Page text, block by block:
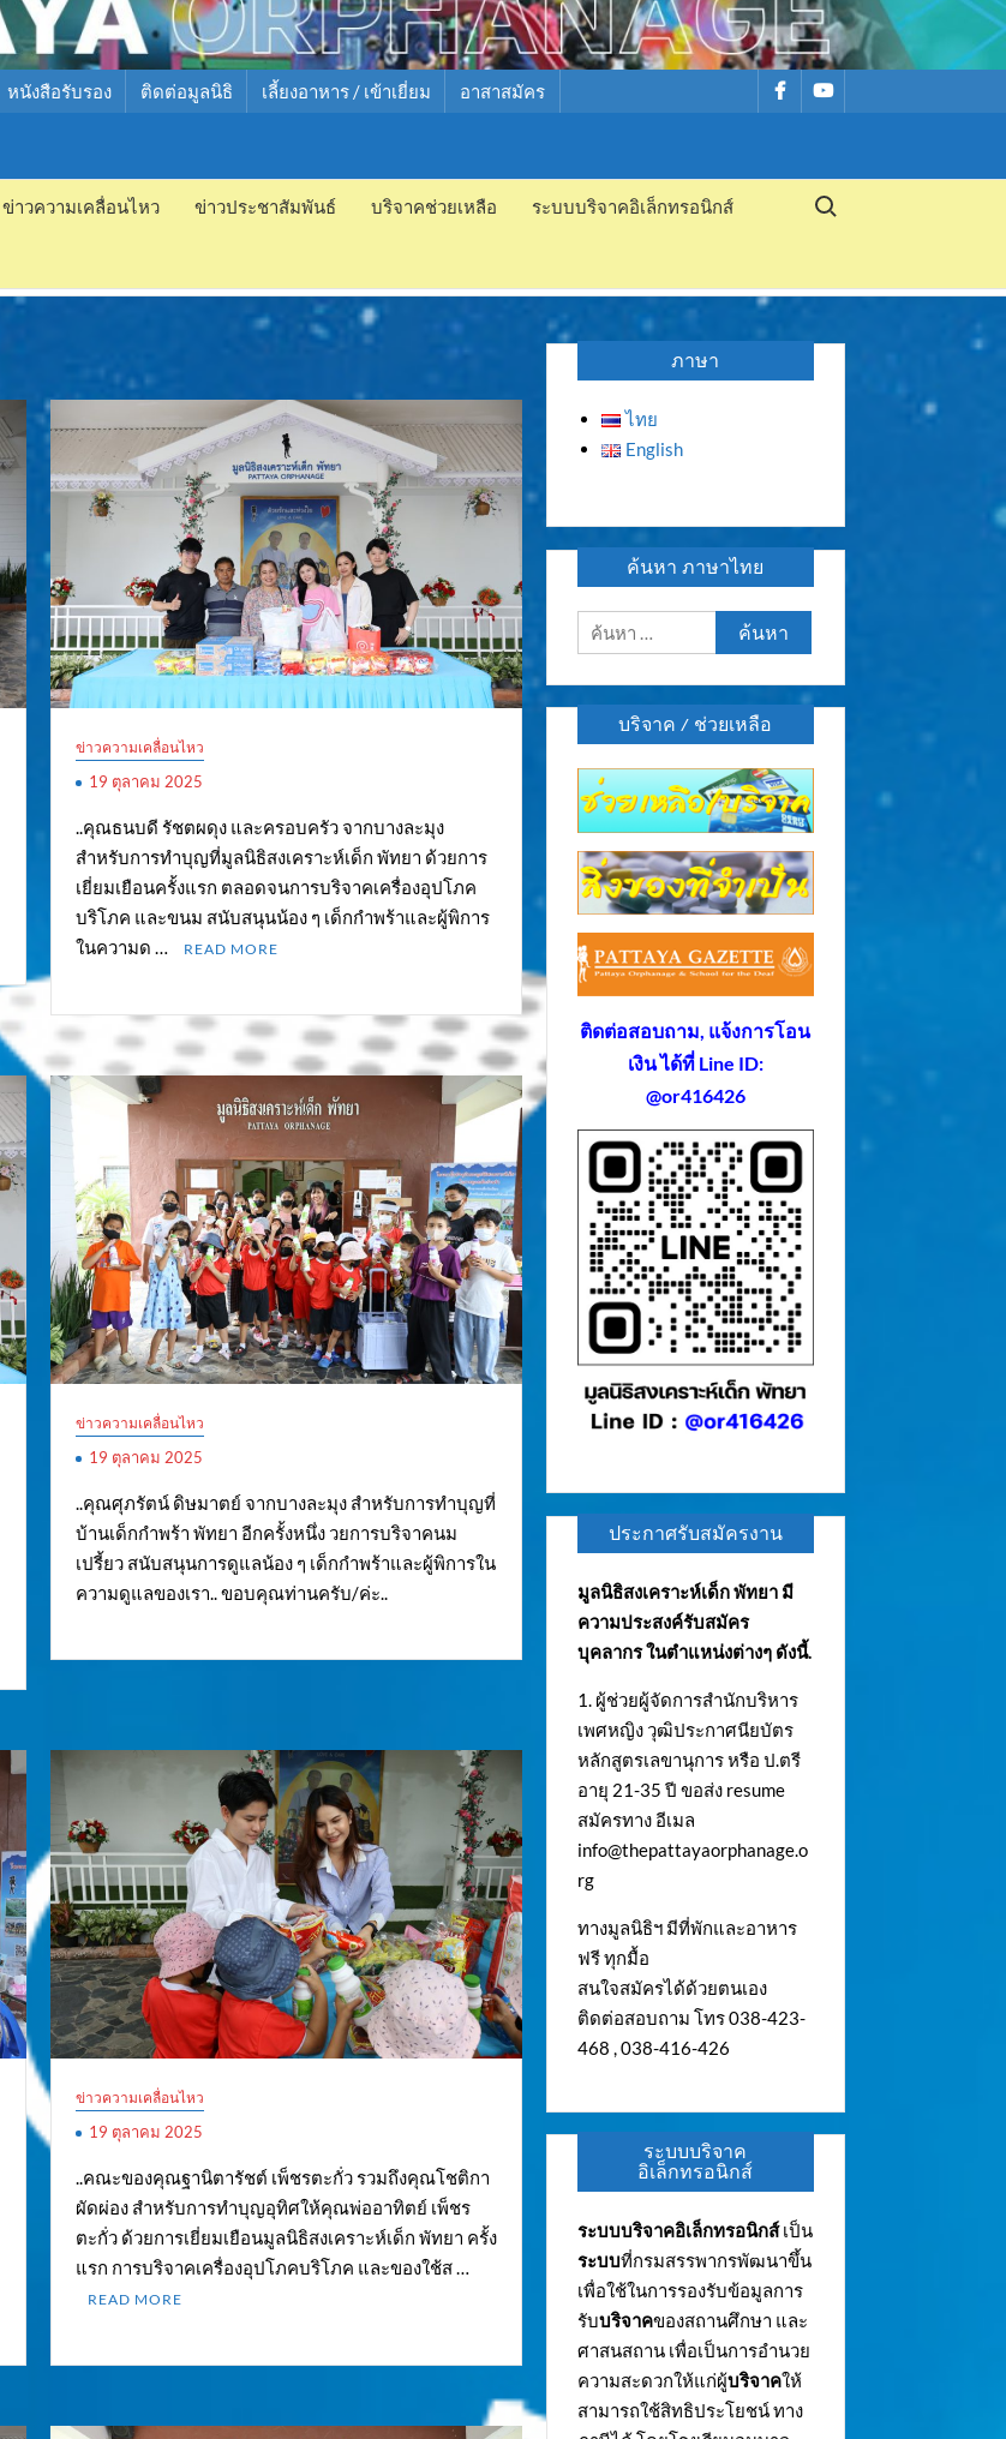
หนังสือรับรอง ติดต่อมูลนิธิ เลี้ยงอาหาร / เข้าเยี่ยม อาสาสมัคร รายการรายการ
ข่าวความเคลื่อนไหว ข่าวประชาสัมพันธ์ บริจาคช่วยเหลือ ระบบบริจาคอิเล็กทรอนิกส์
Search for:
ข่าวความเคลื่อนไหว
19 ตุลาคม 2025
..คุณธนบดี รัชตผดุง และครอบครัว จากบางละมุง
สำหรับการทำบุญที่มูลนิธิสงเคราะห์เด็ก พัทยา ด้วยการ
เยี่ยมเยือนครั้งแรก ตลอดจนการบริจาคเครื่องอุปโภค
บริโภค และขนม สนับสนุนน้อง ๆ เด็กกำพร้าและผู้พิการ
ในความด …
READ MORE
ข่าวความเคลื่อนไหว
19 ตุลาคม 2025
..คุณศุภรัตน์ ดิษมาตย์ จากบางละมุง สำหรับการทำบุญที่
บ้านเด็กกำพร้า พัทยา อีกครั้งหนึ่ง วยการบริจาคนม
เปรี้ยว สนับสนุนการดูแลน้อง ๆ เด็กกำพร้าและผู้พิการใน
ความดูแลของเรา.. ขอบคุณท่านครับ/ค่ะ..
ข่าวความเคลื่อนไหว
19 ตุลาคม 2025
..คณะของคุณฐานิตารัชต์ เพ็ชรตะกั่ว รวมถึงคุณโชติกา
ผัดผ่อง สำหรับการทำบุญอุทิศให้คุณพ่ออาทิตย์ เพ็ชร
ตะกั่ว ด้วยการเยี่ยมเยือนมูลนิธิสงเคราะห์เด็ก พัทยา ครั้ง
แรก การบริจาคเครื่องอุปโภคบริโภค และของใช้ส …
READ MORE
ภาษา
ไทย
English
ค้นหา ภาษาไทย
ค้นหา
สำหรับ:
บริจาค / ช่วยเหลือ
ติดต่อสอบถาม, แจ้งการโอน
เงิน ได้ที่ Line ID:
@or416426
ประกาศรับสมัครงาน
มูลนิธิสงเคราะห์เด็ก พัทยา มี
ความประสงค์รับสมัคร
บุคลากร ในตำแหน่งต่างๆ ดังนี้.
1. ผู้ช่วยผู้จัดการสำนักบริหาร
เพศหญิง วุฒิประกาศนียบัตร
หลักสูตรเลขานุการ หรือ ป.ตรี
อายุ 21-35 ปี ขอส่ง resume
สมัครทาง อีเมล
info@thepattayaorphanage.o
rg
ทางมูลนิธิฯ มีที่พักและอาหาร
ฟรี ทุกมื้อ
สนใจสมัครได้ด้วยตนเอง
ติดต่อสอบถาม โทร 038-423-
468 , 038-416-426
ระบบบริจาค
อิเล็กทรอนิกส์
ระบบบริจาคอิเล็กทรอนิกส์เป็น
ระบบที่กรมสรรพากรพัฒนาขึ้น
เพื่อใช้ในการรองรับข้อมูลการ
รับบริจาคของสถานศึกษา และ
ศาสนสถาน เพื่อเป็นการอำนวย
ความสะดวกให้แก่ผู้บริจาคให้
สามารถใช้สิทธิประโยชน์ ทาง